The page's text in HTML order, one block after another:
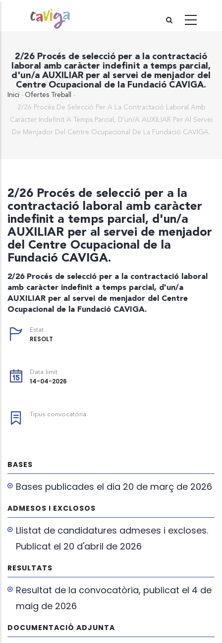
2/26 Procés de selecció per a la contractació
laboral amb caràcter indefinit a temps parcial,
d'un/a AUXILIAR per al servei de menjador del
Centre Ocupacional de la Fundació CAVIGA.
Fil
d'Ariadna
Inici - Ofertes Treball
-
2/26 Procés De Selecció Per A La Contractació Laboral Amb
Caràcter Indefinit A Temps Parcial, D'un/a AUXILIAR Per Al Servei
De Menjador Del Centre Ocupacional De La Fundació CAVIGA.
2/26 Procés de selecció per a la
contractació laboral amb caràcter
indefinit a temps parcial, d'un/a
AUXILIAR per al servei de menjador
del Centre Ocupacional de la
Fundació CAVIGA.
2/26 Procés de selecció per a la contractació laboral
amb caràcter indefinit a temps parcial, d'un/a
AUXILIAR per al servei de menjador del Centre
Ocupacional de la Fundació CAVIGA.
Estat
RESOLT
Data limit
14-04-2026
Tipus convocatòria
BASES
Bases publicades el dia 20 de març de 2026
ADMESOS I EXCLOSOS
Llistat de candidatures admeses i excloses.
Publicat el 20 d'abril de 2026
RESULTATS
Resultat de la convocatòria, publicat el 4 de
maig de 2026
DOCUMENTACIÓ ADJUNTA